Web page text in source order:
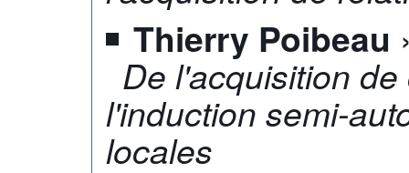
Thierry Poibeau
De l'acquisition
l'induction semi-
locales